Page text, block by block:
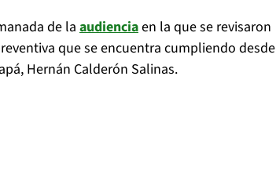
de la audienciaen la que se revisaron
que se encuentra cumpliendo desde
Hernán Calderón Salinas.